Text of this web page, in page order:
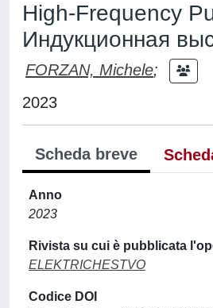
High-Frequency
Индукционная
FORZAN, Michele;
2023
Scheda breve
Anno
2023
Rivista su cui è pubblicata
ELEKTRICHESTVO
Codice DOI